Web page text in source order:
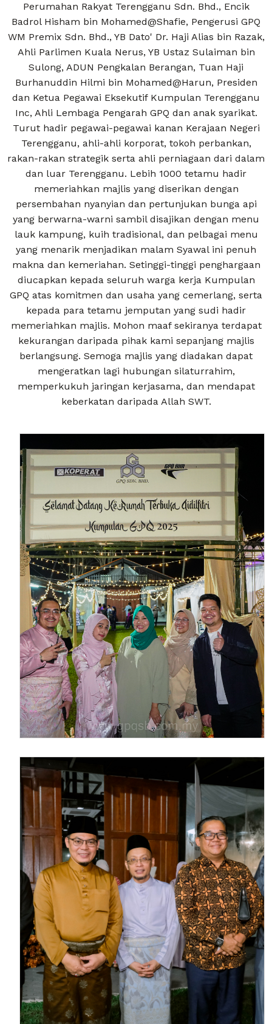
Perumahan Rakyat Terengganu Sdn. Bhd., Encik
Badrol Hisham bin Mohamed@Shafie, Pengerusi GPQ
WM Premix Sdn. Bhd., YB Dato' Dr. Haji Alias bin Razak,
Ahli Parlimen Kuala Nerus, YB Ustaz Sulaiman bin
Sulong, ADUN Pengkalan Berangan, Tuan Haji
Burhanuddin Hilmi bin Mohamed@Harun, Presiden
dan Ketua Pegawai Eksekutif Kumpulan Terengganu
Inc, Ahli Lembaga Pengarah GPQ dan anak syarikat.
Turut hadir pegawai-pegawai kanan Kerajaan Negeri
Terengganu, ahli-ahli korporat, tokoh perbankan,
rakan-rakan strategik serta ahli perniagaan dari dalam
dan luar Terengganu. Lebih 1000 tetamu hadir
memeriahkan majlis yang diserikan dengan
persembahan nyanyian dan pertunjukan bunga api
yang berwarna-warni sambil disajikan dengan menu
lauk kampung, kuih tradisional, dan pelbagai menu
yang menarik menjadikan malam Syawal ini penuh
makna dan kemeriahan. Setinggi-tinggi penghargaan
diucapkan kepada seluruh warga kerja Kumpulan
GPQ atas komitmen dan usaha yang cemerlang, serta
kepada para tetamu jemputan yang sudi hadir
memeriahkan majlis. Mohon maaf sekiranya terdapat
kekurangan daripada pihak kami sepanjang majlis
berlangsung. Semoga majlis yang diadakan dapat
mengeratkan lagi hubungan silaturrahim,
memperkukuh jaringan kerjasama, dan mendapat
keberkatan daripada Allah SWT.